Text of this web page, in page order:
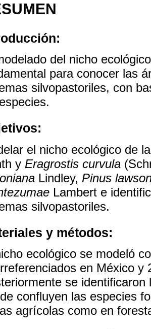
del nicho
para conocer las
silvopastoriles, con
el nicho ecológico de
y Eragrostis curvula
Lindley, Pinus
Lambert e
silvopastoriles.
y métodos:
ecológico se modeló
en México y
se
confluyen las especies
agrícolas como en